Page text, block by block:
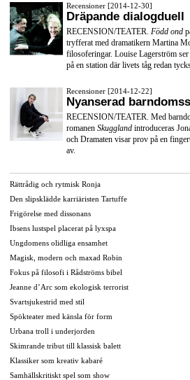
Recensioner [2014-12-30]
Dräpande dialogduell
RECENSION/TEATER. Född ond
tryfferat med dramatikern Martina
filosoferingar. Louise Lagerström
på en station där livets tåg redan
Recensioner [2014-12-22]
Nyanserad
RECENSION/TEATER. Med
romanen Skuggland introduceras
och Dramaten visar prov på en
av.
Rättrådig och rytmisk Ronja
Den slipsklädde karriäristen Tartuffe
Frigörelse med dissonans
Ibsens lustspel placerat på lyxspa
Ungdomens olidliga ensamhet
Magisk, modern och maxad Robin
Fokus på filosofi i Rådströms bibel
Jeanne d’Arc som ekologisk terrorist
Svartsjukestrid med stil
Spökteater med känsla för form
Urbana troll i underjorden
Skimrande tribut till klassisk balett
Klassiker som kreativ kabaré
Samhällskritiskt spel som show